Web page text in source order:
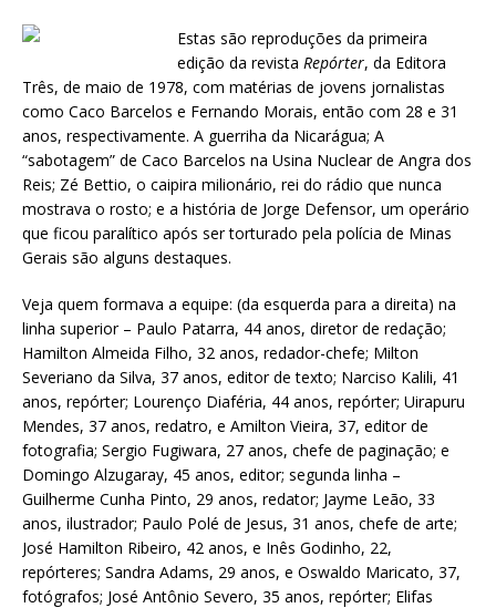
Estas são reproduções da primeira
edição da revista Repórter, da Editora
Três, de maio de 1978, com matérias de jovens jornalistas
como Caco Barcelos e Fernando Morais, então com 28 e 31
anos, respectivamente. A guerriha da Nicarágua; A
“sabotagem” de Caco Barcelos na Usina Nuclear de Angra dos
Reis; Zé Bettio, o caipira milionário, rei do rádio que nunca
mostrava o rosto; e a história de Jorge Defensor, um operário
que ficou paralítico após ser torturado pela polícia de Minas
Gerais são alguns destaques.
Veja quem formava a equipe: (da esquerda para a direita) na
linha superior – Paulo Patarra, 44 anos, diretor de redação;
Hamilton Almeida Filho, 32 anos, redador-chefe; Milton
Severiano da Silva, 37 anos, editor de texto; Narciso Kalili, 41
anos, repórter; Lourenço Diaféria, 44 anos, repórter; Uirapuru
Mendes, 37 anos, redatro, e Amilton Vieira, 37, editor de
fotografia; Sergio Fugiwara, 27 anos, chefe de paginação; e
Domingo Alzugaray, 45 anos, editor; segunda linha –
Guilherme Cunha Pinto, 29 anos, redator; Jayme Leão, 33
anos, ilustrador; Paulo Polé de Jesus, 31 anos, chefe de arte;
José Hamilton Ribeiro, 42 anos, e Inês Godinho, 22,
repórteres; Sandra Adams, 29 anos, e Oswaldo Maricato, 37,
fotógrafos; José Antônio Severo, 35 anos, repórter; Elifas